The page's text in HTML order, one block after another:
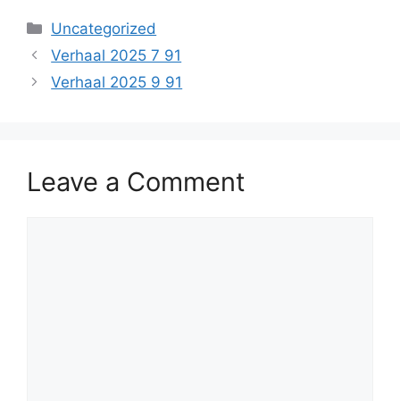
Categories
Uncategorized
Verhaal 2025 7 91
Verhaal 2025 9 91
Leave a Comment